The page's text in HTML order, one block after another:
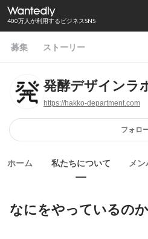
400万人が利用するビジネスSNS
募集 ストーリー
発酵デザインラ
https://hakko-department.com
フォロ
ホーム 私たちについて メ
なにをやっているのか